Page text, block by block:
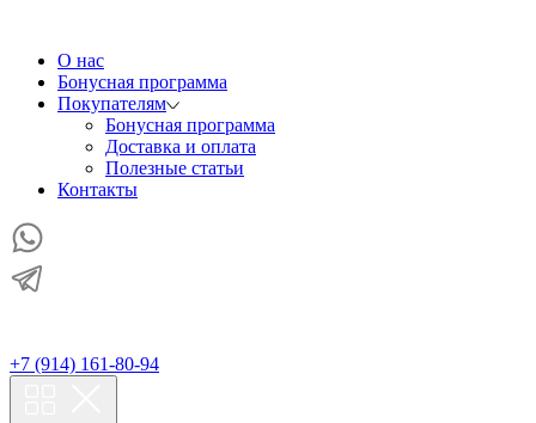
О нас
Бонусная программа
Покупателям
Бонусная программа
Доставка и оплата
Полезные статьи
Контакты
+7 (914) 161-80-94